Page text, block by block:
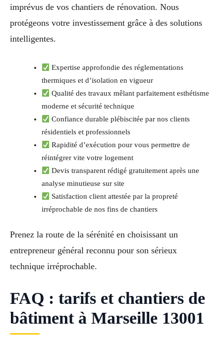
imprévus de vos chantiers de rénovation. Nous
protégeons votre investissement grâce à des solutions
intelligentes.
Expertise approfondie des réglementations
thermiques et d’isolation en vigueur
Qualité des travaux mêlant parfaitement esthétisme
moderne et sécurité technique
Confiance durable plébiscitée par nos clients
résidentiels et professionnels
Rapidité d’exécution pour vous permettre de
réintégrer vite votre logement
Devis transparent rédigé gratuitement après une
analyse minutieuse sur site
Satisfaction client attestée par la propreté
irréprochable de nos fins de chantiers
Prenez la route de la sérénité en choisissant un
entrepreneur général reconnu pour son sérieux
technique irréprochable.
FAQ : tarifs et chantiers de
bâtiment à Marseille 13001